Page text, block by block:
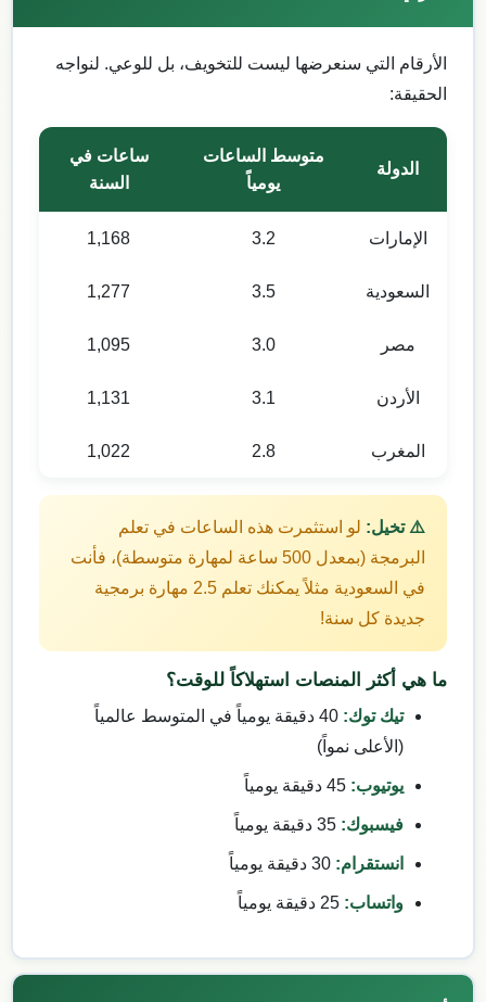
الأرقام التي سنعرضها ليست للتخويف، بل للوعي. لنواجه
الحقيقة:
الدولة
متوسط الساعات
يومياً
ساعات في
السنة
الإمارات 3.2
1,168
السعودية 3.5
1,277
مصر 3.0
1,095
الأردن 3.1
1,131
المغرب 2.8
1,022
⚠️ تخيل: لو استثمرت هذه الساعات في تعلم
البرمجة (بمعدل 500 ساعة لمهارة متوسطة)، فأنت
في السعودية مثلاً يمكنك تعلم 2.5 مهارة برمجية
جديدة كل سنة!
ما هي أكثر المنصات استهلاكاً للوقت؟
تيك توك:
40 دقيقة يومياً في المتوسط عالمياً
(الأعلى نمواً)
يوتيوب:
فيسبوك:
انستقرام:
واتساب: